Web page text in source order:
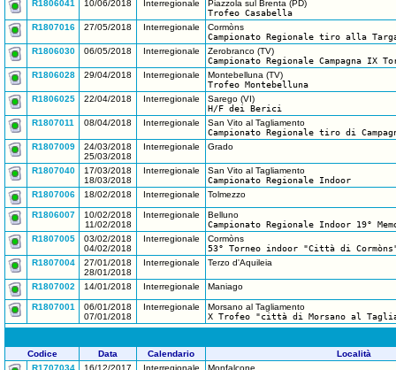
R1806041
10/06/2018 Interregionale
Piazzola sul Brenta (PD)
Trofeo Casabella
R1807016
27/05/2018 Interregionale
Cormòns
Campionato Regionale tiro alla
R1806030
06/05/2018 Interregionale
Zerobranco (TV)
Campionato Regionale Campagna IX
R1806028
29/04/2018 Interregionale
Montebelluna (TV)
Trofeo Montebelluna
R1806025
22/04/2018 Interregionale
Sarego (VI)
H/F dei Berici
R1807011
08/04/2018 Interregionale
San Vito al Tagliamento
Campionato Regionale tiro di
R1807009
24/03/2018
25/03/2018
Interregionale Grado
R1807040
17/03/2018
18/03/2018
Interregionale
San Vito al Tagliamento
Campionato Regionale Indoor
R1807006
18/02/2018 Interregionale Tolmezzo
R1806007
10/02/2018
11/02/2018
Interregionale
Belluno
Campionato Regionale Indoor 19°
R1807005
03/02/2018
04/02/2018
Interregionale
Cormòns
53° Torneo indoor "Città di
R1807004
27/01/2018
28/01/2018
Interregionale Terzo d'Aquileia
R1807002 14/01/2018 Interregionale Maniago
R1807001
06/01/2018
07/01/2018
Interregionale
Morsano al Tagliamento
X Trofeo "città di Morsano al
Codice Data Calendario
Località
R1707034
16/12/2017
Interregionale Monfalcone